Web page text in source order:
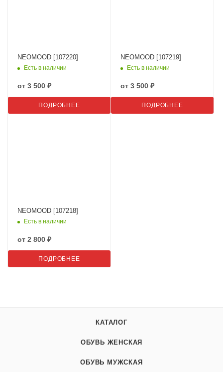
NEOMOOD [107220]
Есть в наличии
от 3 500 ₽
ПОДРОБНЕЕ
NEOMOOD [107219]
Есть в наличии
от 3 500 ₽
ПОДРОБНЕЕ
NEOMOOD [107218]
Есть в наличии
от 2 800 ₽
ПОДРОБНЕЕ
КАТАЛОГ
ОБУВЬ ЖЕНСКАЯ
ОБУВЬ МУЖСКАЯ